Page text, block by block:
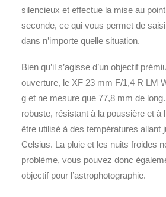
silencieux et effectue la mise au
seconde, ce qui vous permet de
dans n’importe quelle situation.
Bien qu’il s’agisse d’un objectif
ouverture, le XF 23 mm F/1,4 R LM
g et ne mesure que 77,8 mm de
robuste, résistant à la poussière et à
être utilisé à des températures allant
Celsius. La pluie et les nuits froides
problème, vous pouvez donc
objectif pour l’astrophotographie.